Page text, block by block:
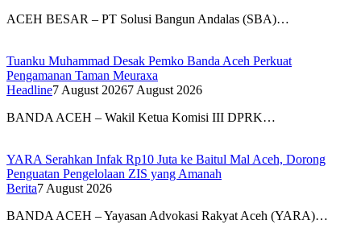
ACEH BESAR – PT Solusi Bangun Andalas (SBA)…
Tuanku Muhammad Desak Pemko Banda Aceh Perkuat
Pengamanan Taman Meuraxa
Headline7 August 20267 August 2026
BANDA ACEH – Wakil Ketua Komisi III DPRK…
YARA Serahkan Infak Rp10 Juta ke Baitul Mal Aceh, Dorong
Penguatan Pengelolaan ZIS yang Amanah
Berita7 August 2026
BANDA ACEH – Yayasan Advokasi Rakyat Aceh (YARA)…